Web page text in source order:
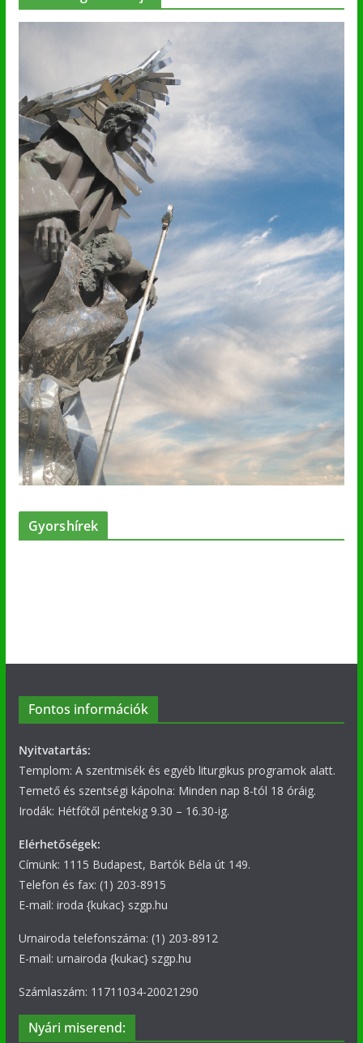
Gyorshírek
Fontos információk
Nyitvatartás:
Templom: A szentmisék és egyéb liturgikus programok alatt.
Temető és szentségi kápolna: Minden nap 8-tól 18 óráig.
Irodák: Hétfőtől péntekig 9.30 – 16.30-ig.
Elérhetőségek:
Címünk: 1115 Budapest, Bartók Béla út 149.
Telefon és fax: (1) 203-8915
E-mail: iroda {kukac} szgp.hu
Urnairoda telefonszáma: (1) 203-8912
E-mail: urnairoda {kukac} szgp.hu
Számlaszám: 11711034-20021290
Nyári miserend: